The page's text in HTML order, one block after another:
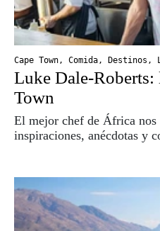
Cape Town , Comida , Destinos ,
Luke Dale-Roberts:
Town
El mejor chef de África nos
inspiraciones, anécdotas y